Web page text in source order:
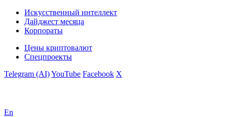
Искусственный интеллект
Дайджест месяца
Корпораты
Цены криптовалют
Спецпроекты
Telegram (AI)YouTube Facebook X
En